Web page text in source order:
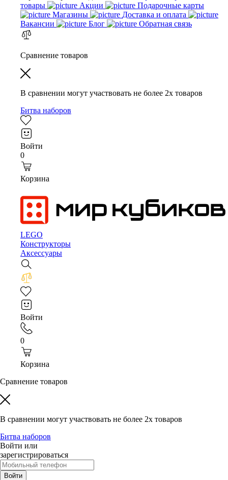
товары
Акции
Подарочные карты
Магазины
Доставка и оплата
Вакансии
Блог Обратная связь
Сравнение товаров
В сравнении могут участвовать не более 2х товаров
Битва наборов
Войти
0
Корзина
LEGO
Конструкторы
Аксессуары
Войти
0
Корзина
Сравнение товаров
В сравнении могут участвовать не более 2х товаров
Битва наборов
Войти или
зарегистрироваться
Войти